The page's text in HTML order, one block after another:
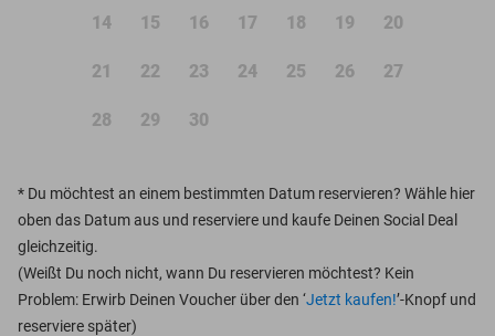
14 15 16 17 18 19 20
21 22 23 24 25 26 27
28 29 30
* Du möchtest an einem bestimmten Datum reservieren? Wähle hier
oben das Datum aus und reserviere und kaufe Deinen Social Deal
gleichzeitig.
(Weißt Du noch nicht, wann Du reservieren möchtest? Kein
Problem: Erwirb Deinen Voucher über den ‘Jetzt kaufen!’-Knopf und
reserviere später)